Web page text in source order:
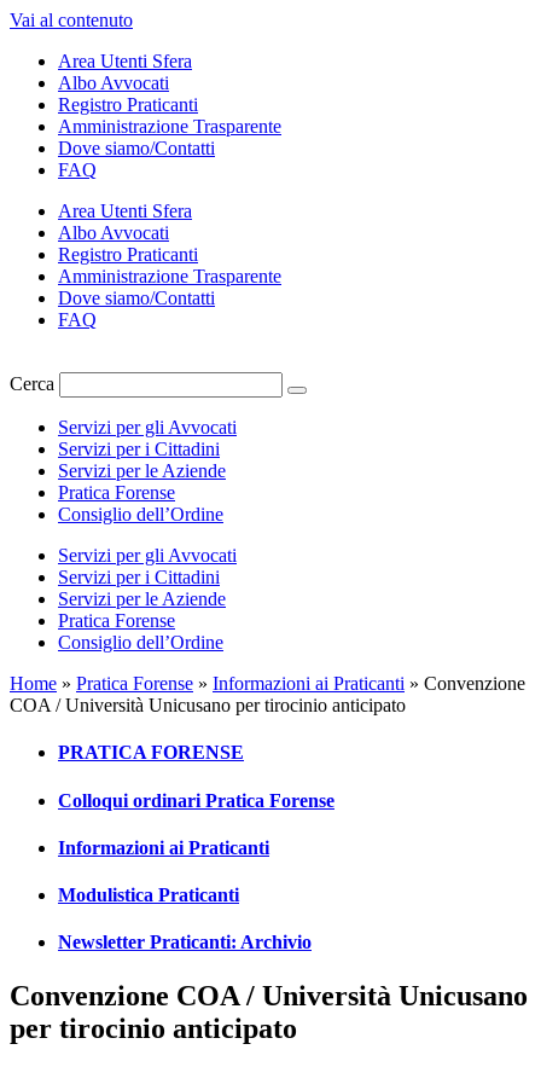
Vai al contenuto
Area Utenti Sfera
Albo Avvocati
Registro Praticanti
Amministrazione Trasparente
Dove siamo/Contatti
FAQ
Area Utenti Sfera
Albo Avvocati
Registro Praticanti
Amministrazione Trasparente
Dove siamo/Contatti
FAQ
Cerca
Servizi per gli Avvocati
Servizi per i Cittadini
Servizi per le Aziende
Pratica Forense
Consiglio dell’Ordine
Servizi per gli Avvocati
Servizi per i Cittadini
Servizi per le Aziende
Pratica Forense
Consiglio dell’Ordine
Home » Pratica Forense » Informazioni ai Praticanti » Convenzione
COA / Università Unicusano per tirocinio anticipato
PRATICA FORENSE
Colloqui ordinari Pratica Forense
Informazioni ai Praticanti
Modulistica Praticanti
Newsletter Praticanti: Archivio
Convenzione COA / Università Unicusano
per tirocinio anticipato